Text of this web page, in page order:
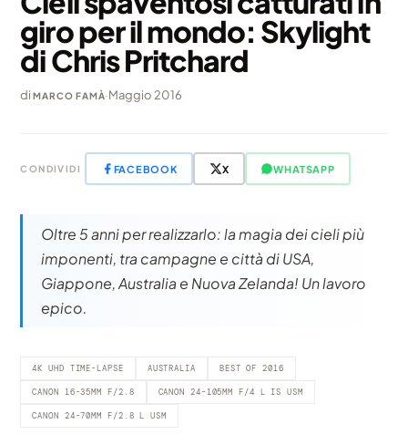
giro per il mondo: Skylight
di Chris Pritchard
diMARCO FAMÀ·Maggio 2016
CONDIVIDI FACEBOOK X WHATSAPP
Oltre 5 anni per realizzarlo: la magia dei cieli più
imponenti, tra campagne e città di USA,
Giappone, Australia e Nuova Zelanda! Un lavoro
epico.
4K UHD TIME-LAPSE AUSTRALIA BEST OF 2016
CANON 16-35MM F/2.8 CANON 24-105MM F/4 L IS USM
CANON 24-70MM F/2.8 L USM